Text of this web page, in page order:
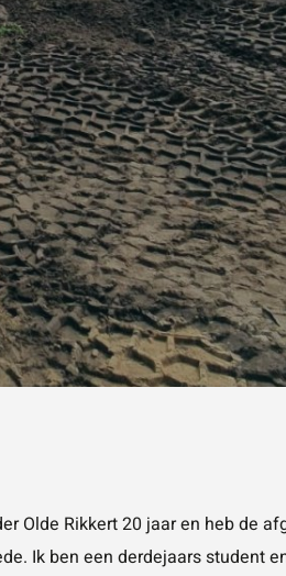
*
JE AANVRAAG
Olde Rikkert 20 jaar en heb de
Ik ben een derdejaars student